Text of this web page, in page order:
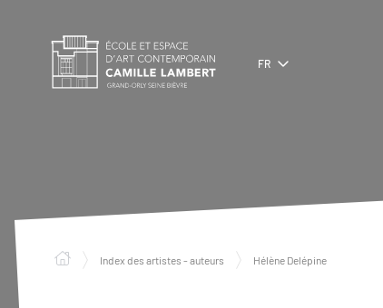
FR
Index des artistes - auteurs Hélène Delépine